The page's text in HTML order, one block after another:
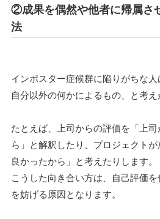
②成果を偶然や他者に帰属さ
法
インポスター症候群に陥りがちな
自分以外の何かによるもの、と考え
たとえば、上司からの評価を「上
ら」と解釈したり、プロジェクト
良かったから」と考えたりします。
こうした向き合い方は、自己評価
を妨げる原因となります。